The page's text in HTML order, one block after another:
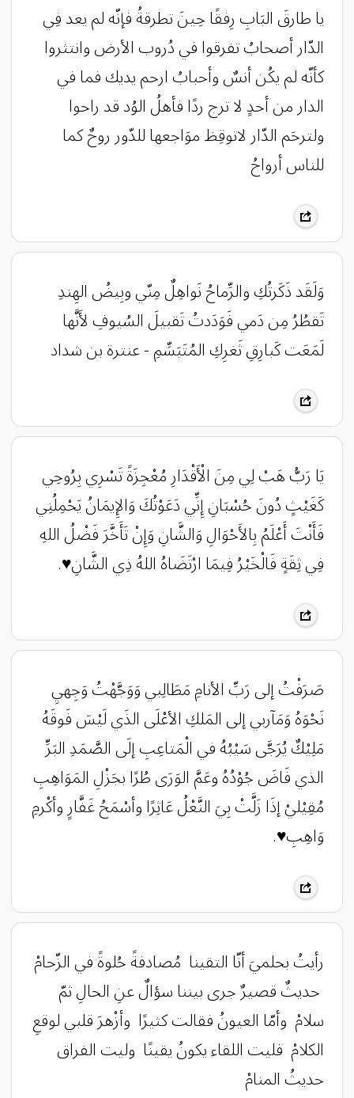
‏يا طارقَ البَابِ رِفقًا حِينَ تطرقةُ ‏فإنّه لم يعد فِي
الدّار أصحابُ ‏تفرقوا في دُروب الأرض وانتثروا
‏كأنّه لم يكُن أنسٌ وأحبابُ ‏ارحم يديك فما في
الدار من أحدٍ ‏لا ترج ردًا فأهلُ الوُد قد راحوا
‏ولترحَم الدّار لاتوقِظ موَاجعها ‏للدّور روحٌ كما
للناس أرواحُ
وَلَقَد ذَكَرتُكِ والرِّماحُ نَواهِلٌ ‏مِنّي وبِيضُ الهِندِ
تَقطُرُ مِن دَمي ‏فَوَدَدتُ تَقبيلَ السُيوفِ لأَنَّها
‏لَمَعَت كَبارِقِ ثَغرِكِ المُتَبَسِّمِ - عنترة بن شداد
يَا رَبُّ هَبْ لِي مِنَ الْأَقْدَارِ مُعْجِزَةً تَسْرِي بِرُوحِي
كَغَيْثٍ دُونَ حُسْبَانِ إِنِّي دَعَوْتُكَ وَالإِيمَانُ يَحْمِلُنِي
فَأَنْتَ أَعْلَمُ بِالأَحْوَالِ وَالشَّانِ وَإِنْ تَأَخَّرَ فَضْلُ اللهِ
فِي ثِقَةٍ فَالْخَيْرُ فِيمَا ارْتَضَاهُ اللهُ ذِي الشَّانِ♥️.
صَرَفْتُ إلى رَبِّ الأنامِ مَطَالِبي وَوَجَّهْتُ وَجِهيِ
نَحْوَهُ وَمَآربي إلى المَلكِ الأعْلَى الذَي لَيْسَ فَوقَهُ
مَلِيْكٌ يُرَجَّى سَيْبُهُ في الْمَتاعِبِ إلَى الصَّمَدِ البَرِّ
الذي فَاضَ جُوْدُهُ وعَمَّ الوَرَى طُرًا بجَزْلِ المَوَاهِبِ
مُقِيْليْ إذَا زَلَّتْ بِيَ النَّعْلُ عَاثِرًا وأسْمَحُ غَفَّارٍ وأكْرمِ
وَاهِبِ♥️.
رأيتُ بحلميَ أنّا التقينا ‏ مُصادفةً حُلوةً في الزّحامْ
‏ حديثٌ قصيرٌ جرى بيننا ‏سؤالٌ عنِ الحالِ ثمّ
سلامْ ‏ وأمّا العيونُ فقالت كثيرًا ‏ وأزْهرَ قلبي لوقعِ
الكلامْ ‏ فليت اللقاء يكونُ يقينًا ‏ وليت الفراق
حديثُ المنامْ